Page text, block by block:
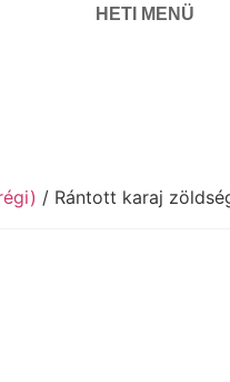
HETI MENÜ
/ Rántott karaj